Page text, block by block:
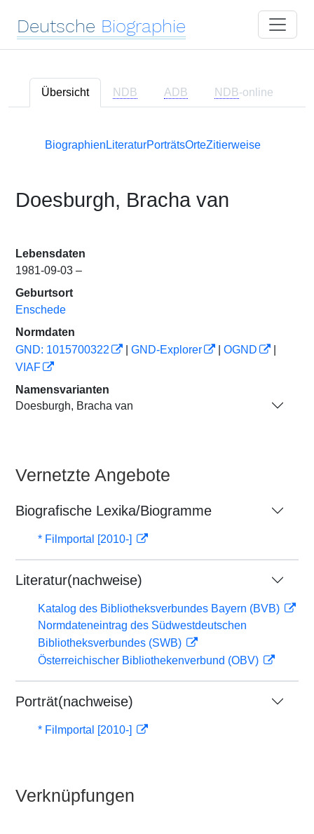
Deutsche Biographie
Übersicht NDB ADB NDB-online
Biographien LiteraturPorträtsOrteZitierweise
Doesburgh, Bracha van
Lebensdaten
1981-09-03 –
Geburtsort
Enschede
Normdaten
GND: 1015700322
GND-Explorer OGND
VIAF
Namensvarianten
Doesburgh, Bracha van
Vernetzte Angebote
Biografische Lexika/Biogramme
* Filmportal [2010-]
Literatur(nachweise)
Katalog des Bibliotheksverbundes Bayern (BVB)
Normdateneintrag des Südwestdeutschen
Bibliotheksverbundes (SWB)
Österreichischer Bibliothekenverbund (OBV)
Porträt(nachweise)
* Filmportal [2010-]
Verknüpfungen